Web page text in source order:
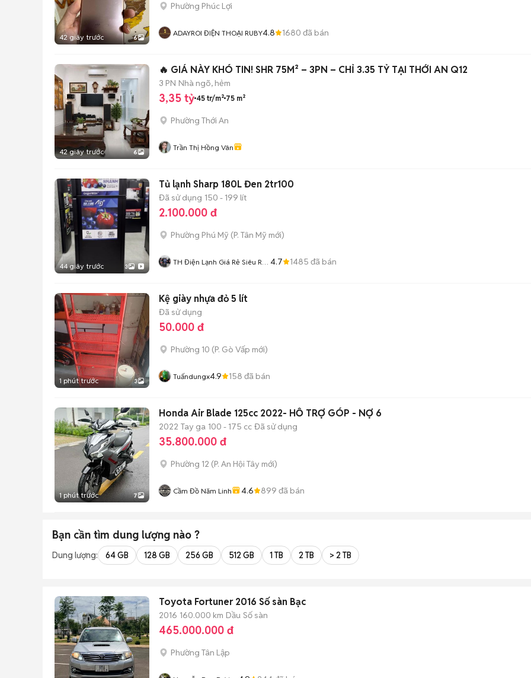
42 giây trước 6
Phường Phúc Lợi
ADAYROI ĐIỆN THOẠI RUBY4.8 1680 đã bán
42 giây trước 6
🔥 GIÁ NÀY KHÓ TIN! SHR 75M² – 3PN – CHỈ 3.35 TỶ TẠI THỚI AN Q12
3 PN Nhà ngõ, hẻm
3,35 tỷ 45 tr/m² 75 m²
Phường Thới An
Trần Thị Hồng Vân
44 giây trước 3
Tủ lạnh Sharp 180L Đen 2tr100
Đã sử dụng 150 - 199 lít
2.100.000 đ
Phường Phú Mỹ (P. Tân Mỹ mới)
TH Điện Lạnh Giá Rẻ Siêu Rẻ 4.7 1485 đã bán
1 phút trước 3
Kệ giày nhựa đỏ 5 lít
Đã sử dụng
50.000 đ
Phường 10 (P. Gò Vấp mới)
Tuấndungx4.9 158 đã bán
1 phút trước 7
Honda Air Blade 125cc 2022- HỖ TRỢ GÓP - NỢ 6
2022 Tay ga 100 - 175 cc Đã sử dụng
35.800.000 đ
Phường 12 (P. An Hội Tây mới)
Cầm Đồ Năm Linh 4.6 899 đã bán
Bạn cần tìm dung lượng nào ?
Dung lượng: 64 GB 128 GB 256 GB 512 GB 1 TB 2 TB > 2 TB
Toyota Fortuner 2016 Số sàn Bạc
2016 160.000 km Dầu Số sàn
465.000.000 đ
Phường Tân Lập